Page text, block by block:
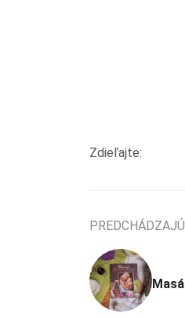
Zdieľajte: